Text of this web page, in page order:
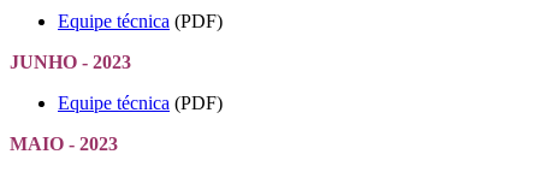
Equipe técnica (PDF)
JUNHO - 2023
Equipe técnica (PDF)
MAIO - 2023